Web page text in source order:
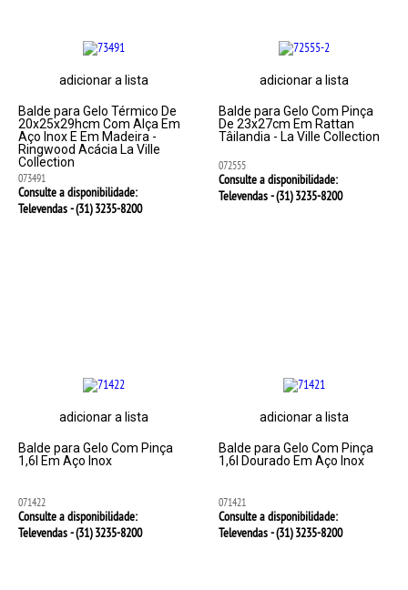
adicionar a lista
Balde para Gelo Térmico De
20x25x29hcm Com Alça Em
Aço Inox E Em Madeira -
Ringwood Acácia La Ville
Collection
073491
Consulte a disponibilidade:
Televendas - (31)3235-8200
adicionar a lista
Balde para Gelo Com Pinça
De 23x27cm Em Rattan
Tâilandia - La Ville Collection
072555
Consulte a disponibilidade:
Televendas - (31)3235-8200
adicionar a lista
Balde para Gelo Com Pinça
1,6l Em Aço Inox
071422
Consulte a disponibilidade:
Televendas - (31)3235-8200
adicionar a lista
Balde para Gelo Com Pinça
1,6l Dourado Em Aço Inox
071421
Consulte a disponibilidade:
Televendas - (31)3235-8200